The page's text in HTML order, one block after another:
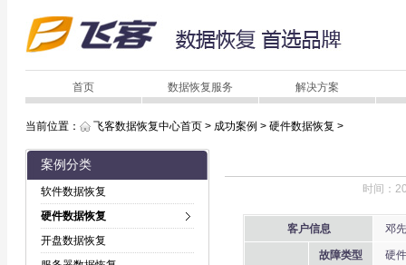
首页 数据恢复服务 解决方案
当前位置： 飞客数据恢复中心首页 > 成功案例 > 硬件数据恢复 >
案例分类
软件数据恢复
硬件数据恢复
开盘数据恢复
时间：
客户信息 邓
故障类型 硬件